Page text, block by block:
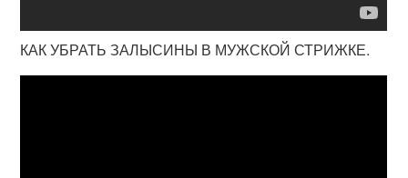
КАК УБРАТЬ ЗАЛЫСИНЫ В МУЖСКОЙ СТРИЖКЕ.